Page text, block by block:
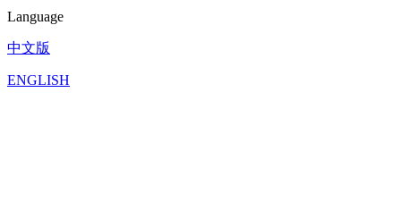
Language
中文版
ENGLISH